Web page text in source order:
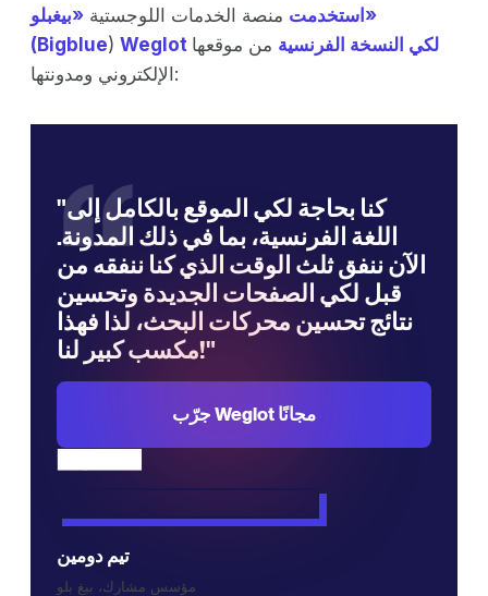
استخدمت منصة الخدمات اللوجستية «بيغبلو»
(Bigblue) Weglot لكي النسخة الفرنسية من موقعها
الإلكتروني ومدونتها:
“
"كنا بحاجة لكي الموقع بالكامل إلى
اللغة الفرنسية، بما في ذلك المدونة.
الآن ننفق ثلث الوقت الذي كنا ننفقه من
قبل لكي الصفحات الجديدة وتحسين
نتائج تحسين محركات البحث، لذا فهذا
مكسب كبير لنا!"
جرّب Weglot مجانًا
تيم دومين
مؤسس مشارك، بيغ بلو